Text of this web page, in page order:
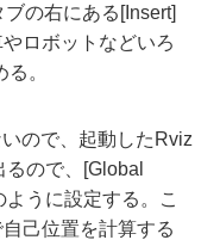
の右にある[Insert]
ロボットなどいろ
。
ので、起動したRviz
ので、[Global
うに設定する。こ
己位置を計算する